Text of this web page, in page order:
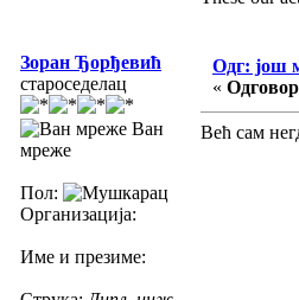
Зоран Ђорђевић
староседелац
Ван
мреже
Пол:
Организација:
Име и презиме:
Одг: још
«
Већ сам